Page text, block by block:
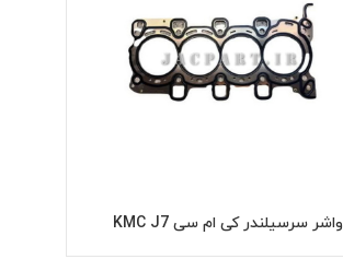
اطلاعات بیشتر
واشر سرسیلندر کی ام سی KMC J7